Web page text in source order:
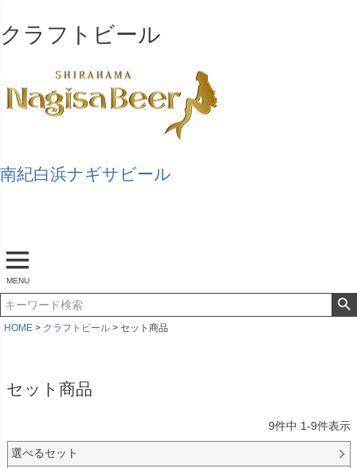
クラフトビール
南紀白浜ナギサビール
MENU
HOME クラフトビール セット商品
セット商品
9件中 1-9件表示
選べるセット